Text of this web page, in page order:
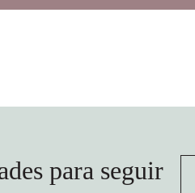
para seguir